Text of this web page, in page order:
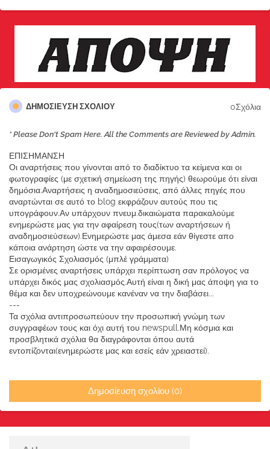
ΔΗΜΟΣΊΕΥΣΗ ΣΧΟΛΊΟΥ 0Σχόλια
* Please Don't Spam Here. All the Comments are Reviewed by Admin.
ΕΠΙΣΗΜΑΝΣΗ
Οι αναρτήσεις που γίνονται από το διαδίκτυο τα κείμενα και οι
φωτογραφίες (με σχετική σημείωση της πηγής) θεωρούμε ότι είναι
δημόσια.Αναρτήσεις η αναδημοσιεύσεις, από άλλες πηγές που
αναρτώνται σε αυτό το blog εκφράζουν αυτούς που τις
υπογράφουν.Αν υπάρχουν πνευμ.δικαιώματα παρακαλούμε
ενημερώστε μας για την αφαίρεση τους(των αναρτήσεων ή
αναδημοσιεύσεων).Ενημερώστε μας άμεσα εάν θίγεστε απο
κάποια ανάρτηση ώστε να την αφαιρέσουμε.
Εισαγωγικός Σχολιασμός (μπλέ γράμματα)
Σε ορισμένες αναρτήσεις υπάρχει περίπτωση σαν πρόλογος να
υπάρχει δικός μας σχολιασμός.Αυτή είναι η δική μας άποψη για το
θέμα και δεν υποχρεώνουμε κανέναν να την διαβάσει...
---
Τα σχόλια αντιπροσωπεύουν την προσωπική γνώμη των
συγγραφέων τους και όχι αυτή του newspull.Μη κόσμια και
προσβλητικά σχόλια θα διαγράφονται όπου αυτά
εντοπίζονται(ενημερώστε μας και εσείς εάν χρειαστεί).
Δημοσίευση σχολίου (0)